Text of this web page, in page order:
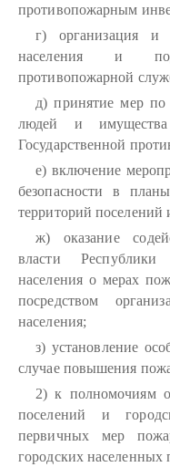
противопожарным
г) организация
населения и
противопожарной
д) принятие мер
людей и
Государственной
е) включение
безопасности в
территорий поселений
ж) оказание
власти
населения о мерах
посредством
населения;
з) установление
случае повышения
2) к полномочиям
поселений и
первичных мер
городских населенных